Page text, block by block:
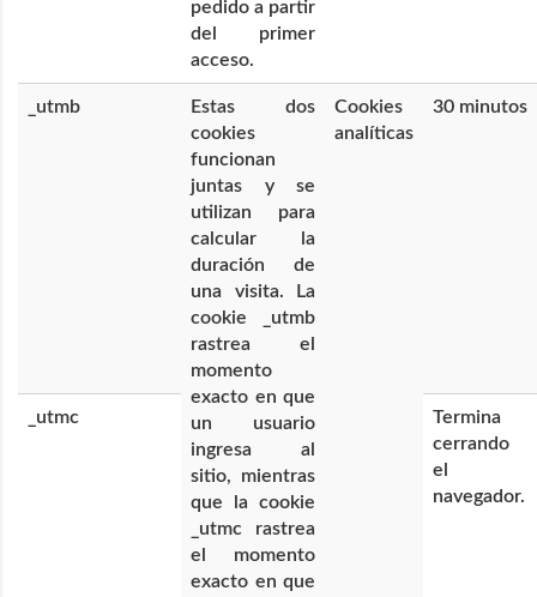
pedido a partir
del primer
acceso.
_utmb
Estas dos
cookies
funcionan
juntas y se
utilizan para
calcular la
duración de
una visita. La
cookie _utmb
rastrea el
momento
exacto en que
un usuario
ingresa al
sitio, mientras
que la cookie
_utmc rastrea
el momento
exacto en que
Cookies
analíticas
30 minutos
_utmc
Termina
cerrando
el
navegador.